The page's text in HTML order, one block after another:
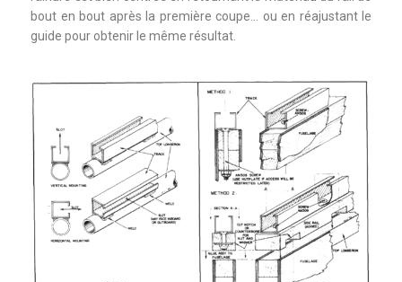
bout en bout après la première coupe… ou en réajustant le
guide pour obtenir le même résultat.